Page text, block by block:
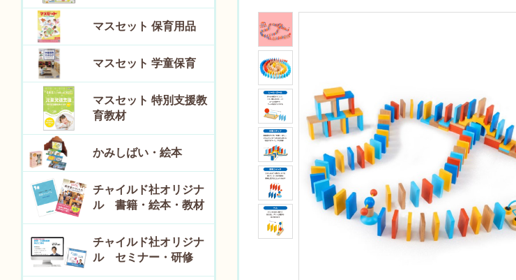
マスセット 保育用品
マスセット 学童保育
マスセット 特別支援教
育教材
かみしばい・絵本
チャイルド社オリジナ
ル 書籍・絵本・教材
チャイルド社オリジナ
ル セミナー・研修